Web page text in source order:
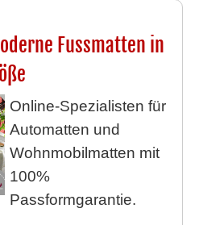
Fussmatten in
Online-Spezialisten für
Automatten und
Wohnmobilmatten mit
100%
Passformgarantie.